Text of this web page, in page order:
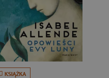
KSIĄŻKA